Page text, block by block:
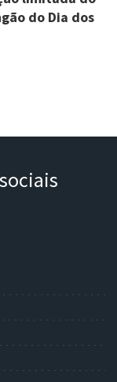
do Dia dos